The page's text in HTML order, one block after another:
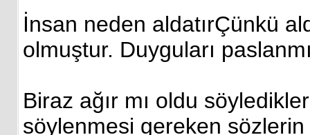
İnsan neden aldatırÇünkü
olmuştur. Duyguları
Biraz ağır mı oldu
söylenmesi gereken